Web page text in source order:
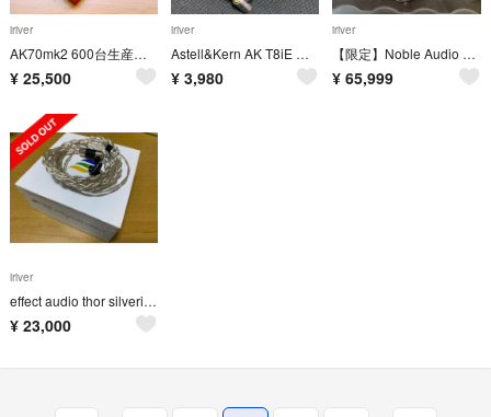
iriver
AK70mk2 600台生産限定カラー Sunshine Red
¥ 25,500
iriver
Astell&Kern AK T8iE MkII 3.5mmリケーブルのみ
¥ 3,980
iriver
【限定】Noble Audio Kaiser10
¥ 65,999
iriver
effect audio thor silverii ue2pin 2.5mm
¥ 23,000